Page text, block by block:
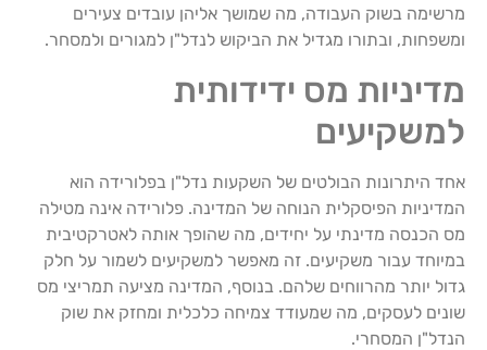
מרשימה בשוק העבודה, מה שמושך אליהן עובדים צעירים
ומשפחות, ובתורו מגדיל את הביקוש לנדל"ן למגורים ולמסחר.
מדיניות מס ידידותית
למשקיעים
אחד היתרונות הבולטים של השקעות נדל"ן בפלורידה הוא
המדיניות הפיסקלית הנוחה של המדינה. פלורידה אינה מטילה
מס הכנסה מדינתי על יחידים, מה שהופך אותה לאטרקטיבית
במיוחד עבור משקיעים. זה מאפשר למשקיעים לשמור על חלק
גדול יותר מהרווחים שלהם. בנוסף, המדינה מציעה תמריצי מס
שונים לעסקים, מה שמעודד צמיחה כלכלית ומחזק את שוק
הנדל"ן המסחרי.